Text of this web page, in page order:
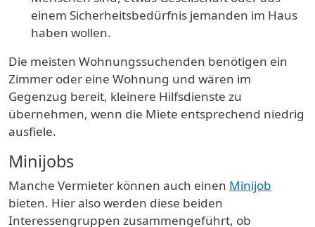
einem Sicherheitsbedürfnis jemanden im Haus
haben wollen.
Die meisten Wohnungssuchenden benötigen ein
Zimmer oder eine Wohnung und wären im
Gegenzug bereit, kleinere Hilfsdienste zu
übernehmen, wenn die Miete entsprechend niedrig
ausfiele.
Minijobs
Manche Vermieter können auch einen Minijob
bieten. Hier also werden diese beiden
Interessengruppen zusammengeführt, ob